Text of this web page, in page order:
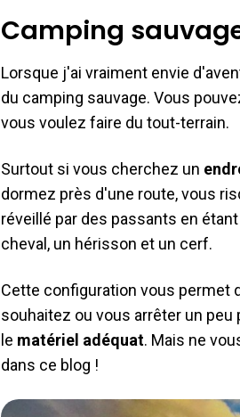
Camping
Lorsque j'ai vraiment envie
du camping sauvage. Vous
vous voulez faire du tout-terrain.
Surtout si vous cherchez un
dormez près d'une route, vous
réveillé par des passants en
cheval, un hérisson et un cerf.
Cette configuration vous permet
souhaitez ou vous arrêter un
le matériel adéquat. Mais ne
dans ce blog !